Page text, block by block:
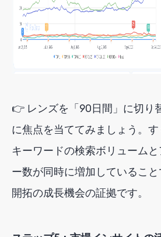
👉 レンズを「90日間」に切り
に焦点を当ててみましょう。す
キーワードの検索ボリューム
ー数が同時に増加しているこ
開拓の成長機会の証拠です。